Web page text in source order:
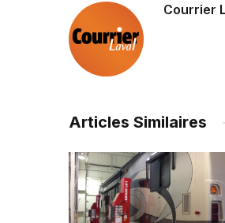
Courrier
Articles Similaires